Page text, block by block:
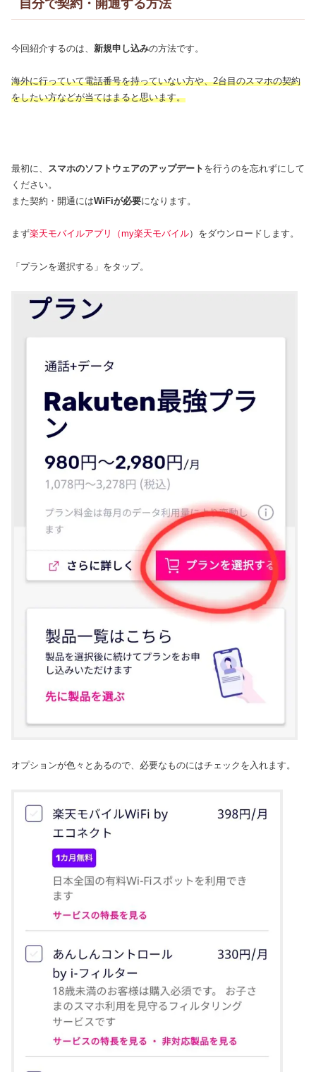
自分で契約・開通する方法
今回紹介するのは、 新規申し込みの方法です。
海外に行っていて電話番号を持っていない方や、2台目のスマホの契約
をしたい方などが当てはまると思います。
最初に、 スマホのソフトウェアのアップデート を行うのを忘れずにして
ください。
また契約・開通にはWiFiが必要になります。
まず楽天モバイルアプリ（my楽天モバイル）をダウンロードします。
「プランを選択する」をタップ。
オプションが色々とあるので、必要なものにはチェックを入れます。